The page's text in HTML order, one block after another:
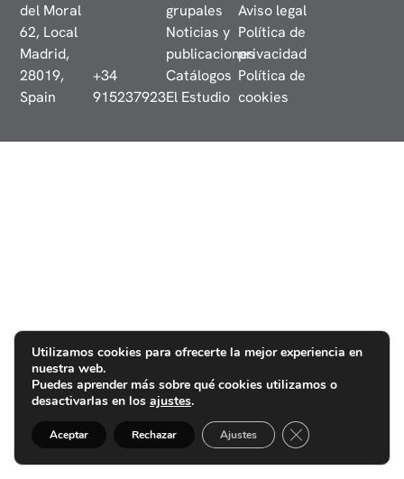
del Moral
62, Local
Madrid,
28019,
Spain
+34
915237923
grupales
Noticias y
publicaciones
Catálogos
El Estudio
Aviso legal
Política de
privacidad
Política de
cookies
Utilizamos cookies para ofrecerte la mejor experiencia en
nuestra web.
Puedes aprender más sobre qué cookies utilizamos o
desactivarlas en los ajustes.
Aceptar Rechazar Ajustes Cerrar el banner